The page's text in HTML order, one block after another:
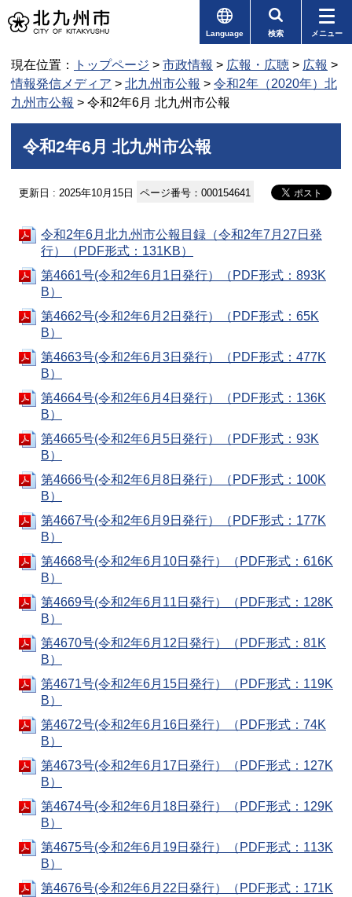
Language 検索 メニュー
現在位置： トップページ > 市政情報 > 広報・広聴 > 広報 >
情報発信メディア > 北九州市公報 > 令和2年（2020年）北
九州市公報 > 令和2年6月 北九州市公報
令和2年6月 北九州市公報
更新日 : 2025年10月15日 ページ番号：000154641
令和2年6月北九州市公報目録（令和2年7月27日発
行）（PDF形式：131KB）
第4661号(令和2年6月1日発行）（PDF形式：893K
B）
第4662号(令和2年6月2日発行）（PDF形式：65K
B）
第4663号(令和2年6月3日発行）（PDF形式：477K
B）
第4664号(令和2年6月4日発行）（PDF形式：136K
B）
第4665号(令和2年6月5日発行）（PDF形式：93K
B）
第4666号(令和2年6月8日発行）（PDF形式：100K
B）
第4667号(令和2年6月9日発行）（PDF形式：177K
B）
第4668号(令和2年6月10日発行）（PDF形式：616K
B）
第4669号(令和2年6月11日発行）（PDF形式：128K
B）
第4670号(令和2年6月12日発行）（PDF形式：81K
B）
第4671号(令和2年6月15日発行）（PDF形式：119K
B）
第4672号(令和2年6月16日発行）（PDF形式：74K
B）
第4673号(令和2年6月17日発行）（PDF形式：127K
B）
第4674号(令和2年6月18日発行）（PDF形式：129K
B）
第4675号(令和2年6月19日発行）（PDF形式：113K
B）
第4676号(令和2年6月22日発行）（PDF形式：171K